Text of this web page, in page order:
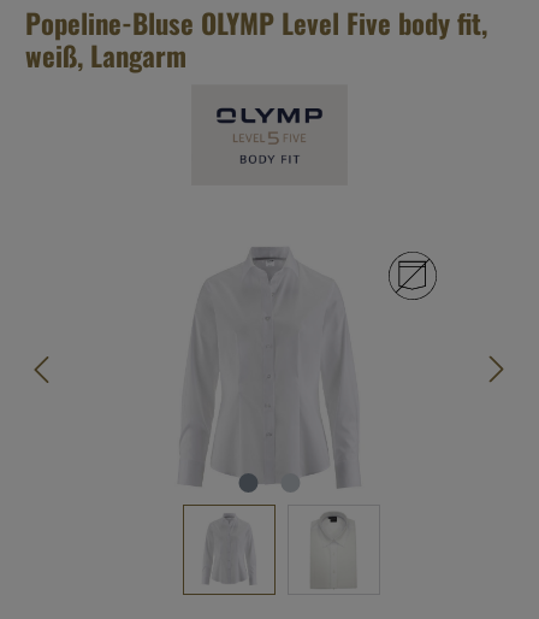
Popeline-Bluse OLYMP Level Five body fit,
weiß, Langarm